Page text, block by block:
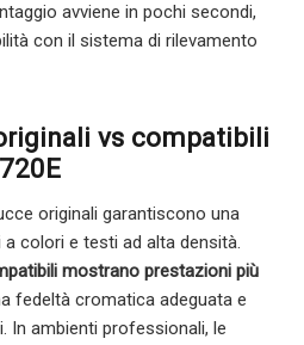
avviene in pochi secondi,
con il sistema di rilevamento
vs compatibili
originali garantiscono una
colori e testi ad alta densità.
mostrano prestazioni più
fedeltà cromatica adeguata e
In ambienti professionali, le